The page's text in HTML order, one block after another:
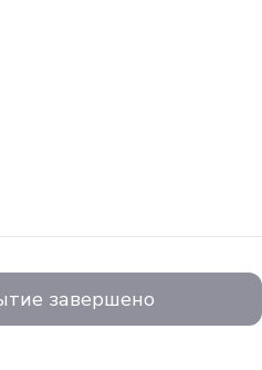
завершено